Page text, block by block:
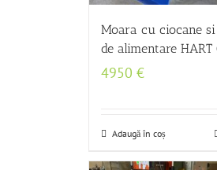
Moara cu ciocane
de alimentare HART
4950 €
Adaugă în coș